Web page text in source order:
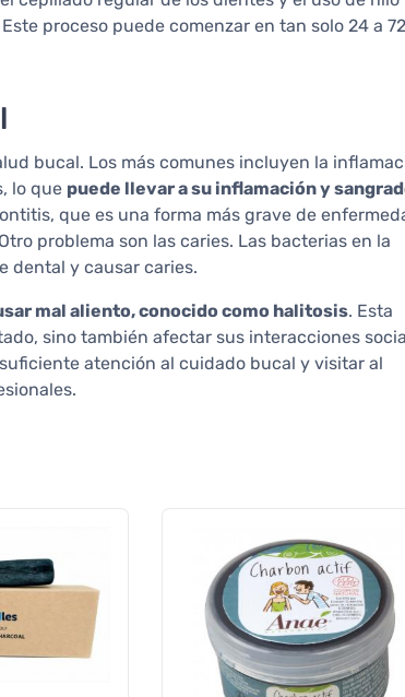
proceso puede comenzar en tan solo 24 a 72
bucal. Los más comunes incluyen la
lo que puede llevar a su inflamación y
que es una forma más grave de
problema son las caries. Las bacterias en la
dental y causar caries.
mal aliento, conocido como halitosis. Esta
sino también afectar sus interacciones
atención al cuidado bucal y visitar al